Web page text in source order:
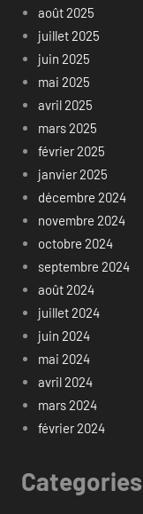
août 2025
juillet 2025
juin 2025
mai 2025
avril 2025
mars 2025
février 2025
janvier 2025
décembre 2024
novembre 2024
octobre 2024
septembre 2024
août 2024
juillet 2024
juin 2024
mai 2024
avril 2024
mars 2024
février 2024
Categories